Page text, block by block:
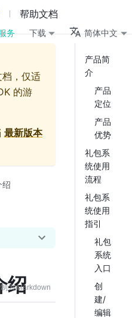
帮助文档
务 下载 简体中文
档，仅适
的游
最新版本
绍
绍
为 Markdown
产品简
介
产品
定位
产品
优势
礼包系
统使用
流程
礼包系
统使用
指引
礼包
系统
入口
创
建/
编辑